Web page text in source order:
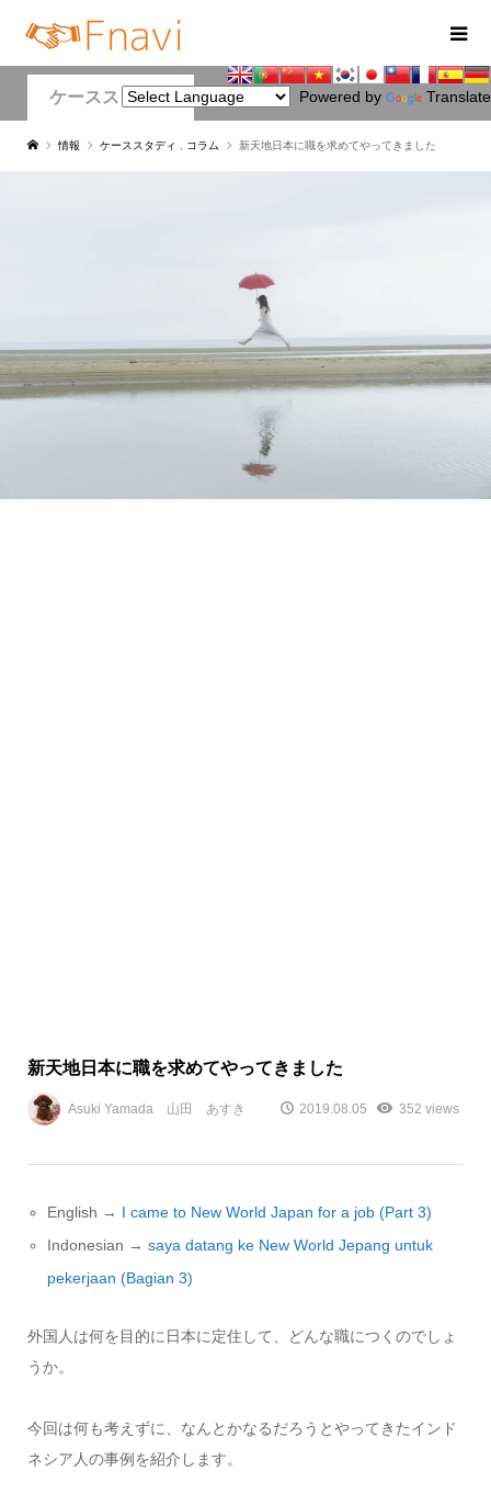
Powered by Translate
ケーススタディ
情報 ケーススタディ コラム 新天地日本に職を求めてやってきました
新天地日本に職を求めてやってきました
Asuki Yamada 山田 あすき 2019.08.05 352 views
English → I came to New World Japan for a job (Part 3)
Indonesian →saya datang ke New World Jepang untuk
pekerjaan (Bagian 3)
外国人は何を目的に日本に定住して、どんな職につくのでしょ
うか。
今回は何も考えずに、なんとかなるだろうとやってきたインド
ネシア人の事例を紹介します。